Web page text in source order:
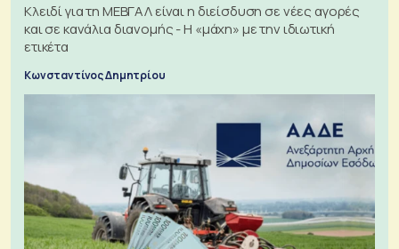
Κλειδί για τη ΜΕΒΓΑΛ είναι η διείσδυση σε νέες αγορές
και σε κανάλια διανομής - Η «μάχη» με την ιδιωτική
ετικέτα
Κωνσταντίνος Δημητρίου